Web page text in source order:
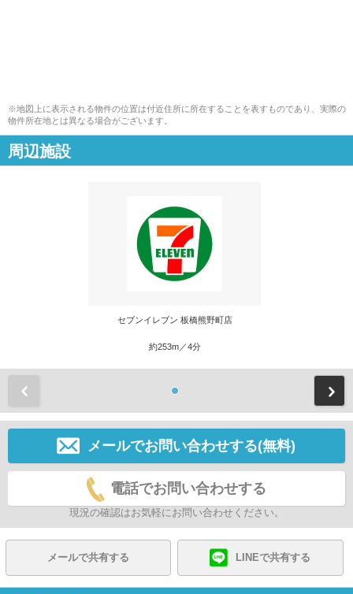
※地図上に表示される物件の位置は付近住所に所在することを表すものであり、実際の
物件所在地とは異なる場合がございます。
周辺施設
セブンイレブン 板橋熊野町店
約253m／4分
メールでお問い合わせする(無料)
電話でお問い合わせする
現況の確認はお気軽にお問い合わせください。
メールで共有する LINEで共有する